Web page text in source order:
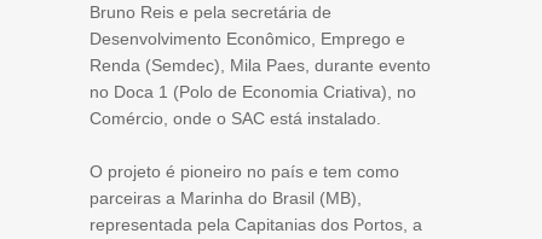
Bruno Reis e pela secretária de
Desenvolvimento Econômico, Emprego e
Renda (Semdec), Mila Paes, durante evento
no Doca 1 (Polo de Economia Criativa), no
Comércio, onde o SAC está instalado.
O projeto é pioneiro no país e tem como
parceiras a Marinha do Brasil (MB),
representada pela Capitanias dos Portos, a